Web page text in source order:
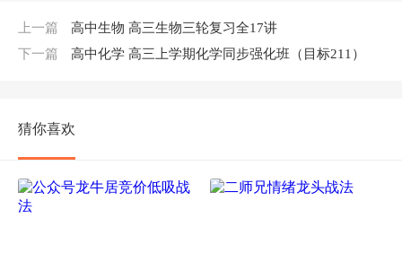
上一篇
高中生物 高三生物三轮复习全17讲
下一篇
高中化学 高三上学期化学同步强化班（目标211）
猜你喜欢